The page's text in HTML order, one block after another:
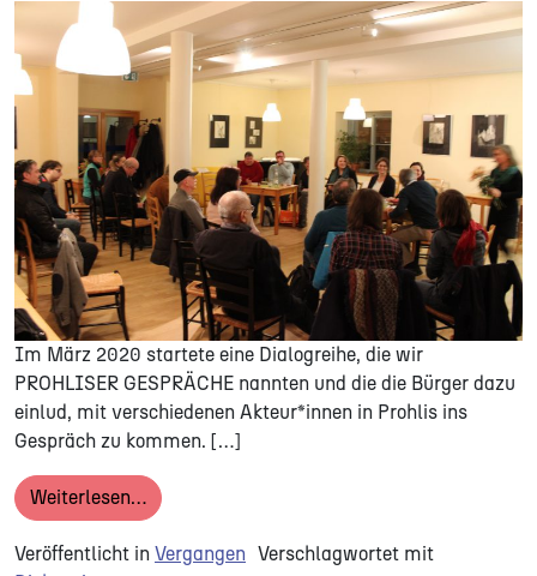
Im März 2020 startete eine Dialogreihe, die wir
PROHLISER GESPRÄCHE nannten und die die Bürger dazu
einlud, mit verschiedenen Akteur*innen in Prohlis ins
Gespräch zu kommen. […]
Weiterlesen… from PROHLISER GESPRÄCHE
Veröffentlicht in Vergangen Verschlagwortet mit